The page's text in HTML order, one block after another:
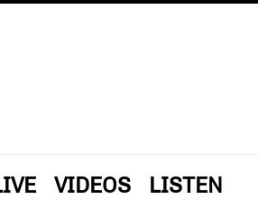
VIDEOS LISTEN